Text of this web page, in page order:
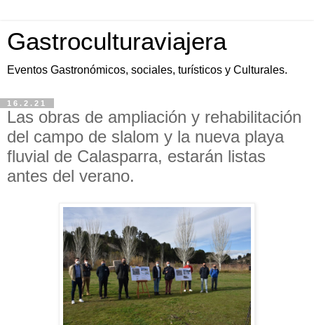
Gastroculturaviajera
Eventos Gastronómicos, sociales, turísticos y Culturales.
16.2.21
Las obras de ampliación y rehabilitación
del campo de slalom y la nueva playa
fluvial de Calasparra, estarán listas
antes del verano.